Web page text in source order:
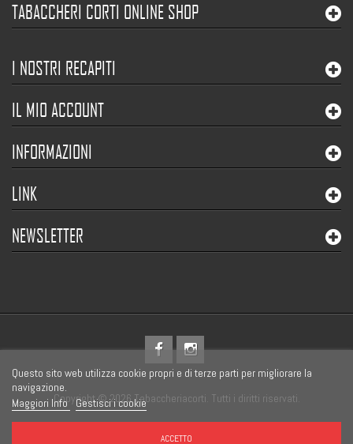
TABACCHERI CORTI ONLINE SHOP
I NOSTRI RECAPITI
IL MIO ACCOUNT
INFORMAZIONI
LINK
NEWSLETTER
Copyright © 2026 Tabaccheriacorti. Tutti i diritti riservati.
Questo sito web utilizza cookie propri e di terze parti per migliorare la
navigazione.
Maggiori Info Gestisci i cookie
ACCETTO